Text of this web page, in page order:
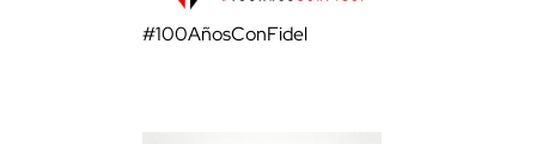
#100AñosConFidel